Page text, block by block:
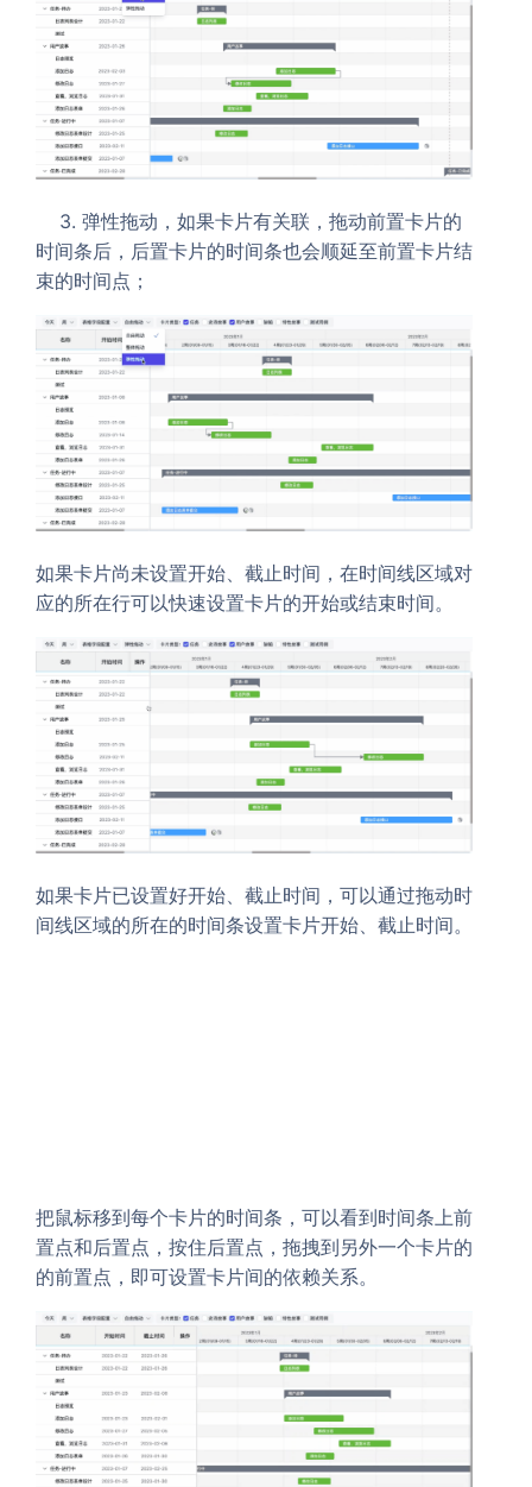
3. 弹性拖动，如果卡片有关联，拖动前置卡片的
时间条后，后置卡片的时间条也会顺延至前置卡片结
束的时间点；
如果卡片尚未设置开始、截止时间，在时间线区域对
应的所在行可以快速设置卡片的开始或结束时间。
如果卡片已设置好开始、截止时间，可以通过拖动时
间线区域的所在的时间条设置卡片开始、截止时间。
把鼠标移到每个卡片的时间条，可以看到时间条上前
置点和后置点，按住后置点，拖拽到另外一个卡片的
的前置点，即可设置卡片间的依赖关系。